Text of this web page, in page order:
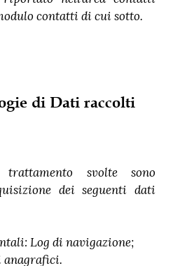
contatti di cui sotto.
di Dati raccolti
svolte sono
dei seguenti dati
Log di navigazione;